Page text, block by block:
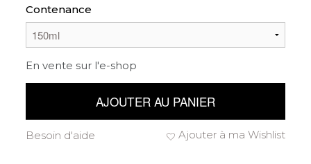
Contenance
En vente sur l'e-shop
AJOUTER AU PANIER
Ajouter à ma Wishlist
Besoin d'aide